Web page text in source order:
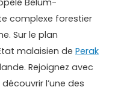
Belum-
complexe forestier
Sur le plan
malaisien de Perak
Rejoignez avec
l’une des